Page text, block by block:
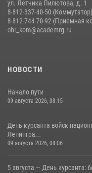
ул. Летчика Пилютова, д. 1
8-812-337-40-50 (Коммутатор)
8-812-744-70-92 (Приемная
obr_kom@academrg.ru
НОВОСТИ
Начало пути
09 августа 2026, 08:15
День курсанта войск
Ленингра...
09 августа 2026, 08:06
5 августа — День курсанта: